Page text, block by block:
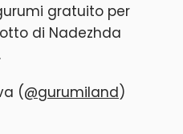
gratuito per
di Nadezhda
(@gurumiland)